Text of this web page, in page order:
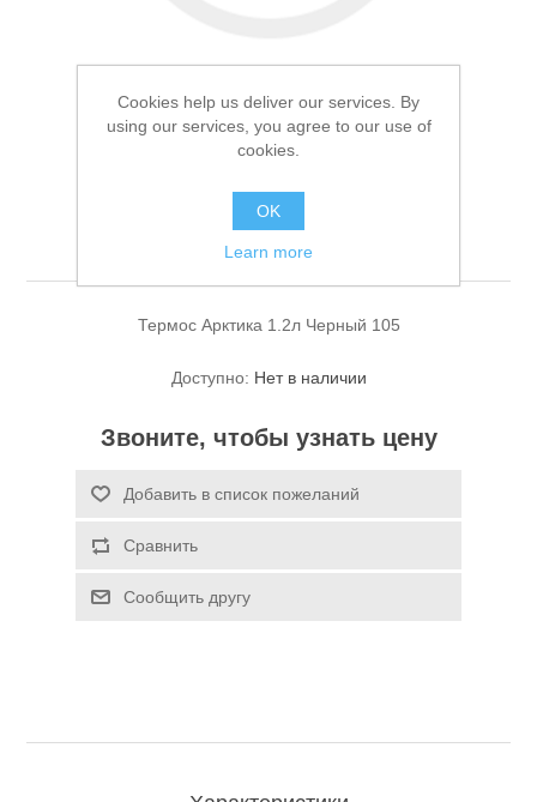
Спасательные средства
Термос Арктика 1.2л
Черный 105
Термос Арктика 1.2л Черный 105
Доступно: Нет в наличии
Звоните, чтобы узнать цену
Добавить в список пожеланий
Сравнить
Сообщить другу
Cookies help us deliver our services. By
using our services, you agree to our use of
cookies.
OK
Learn more